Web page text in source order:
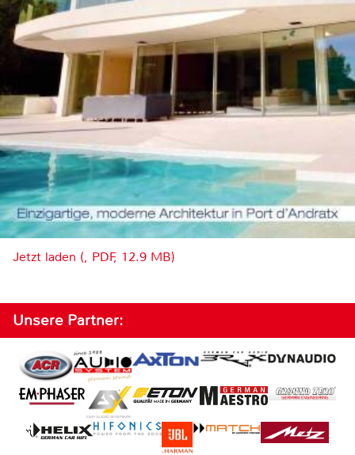
Jetzt laden (, PDF, 12.9 MB)
Unsere Partner: